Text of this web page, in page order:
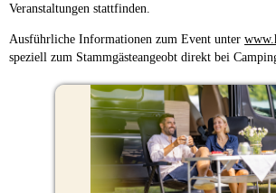
Veranstaltungen stattfinden.
Ausführliche Informationen zum Event unter
speziell zum Stammgästeangeobt direkt bei